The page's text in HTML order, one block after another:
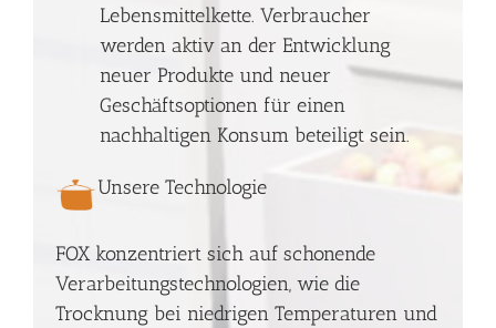
Lebensmittelkette. Verbraucher
werden aktiv an der Entwicklung
neuer Produkte und neuer
Geschäftsoptionen für einen
nachhaltigen Konsum beteiligt sein.
Unsere Technologie
FOX konzentriert sich auf schonende
Verarbeitungstechnologien, wie die
Trocknung bei niedrigen Temperaturen und